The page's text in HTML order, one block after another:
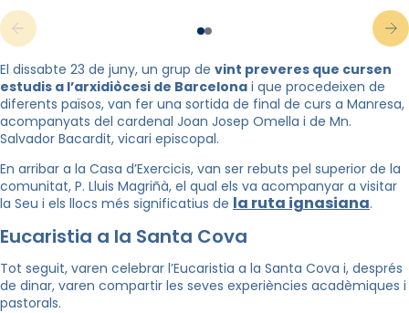
El dissabte 23 de juny, un grup de vint preveres que cursen
estudis a l’arxidiòcesi de Barcelona i que procedeixen de
diferents països, van fer una sortida de final de curs a Manresa,
acompanyats del cardenal Joan Josep Omella i de Mn.
Salvador Bacardit, vicari episcopal.
En arribar a la Casa d’Exercicis, van ser rebuts pel superior de la
comunitat, P. Lluis Magriñà, el qual els va acompanyar a visitar
la Seu i els llocs més significatius de la ruta ignasiana.
Eucaristia a la Santa Cova
Tot seguit, varen celebrar l’Eucaristia a la Santa Cova i, després
de dinar, varen compartir les seves experiències acadèmiques i
pastorals.